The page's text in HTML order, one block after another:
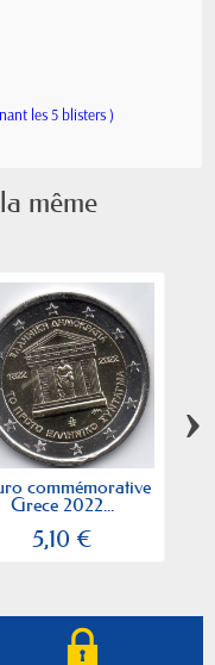
les 5 blisters )
même
commémorative
Grece 2022...
5,10 €
›